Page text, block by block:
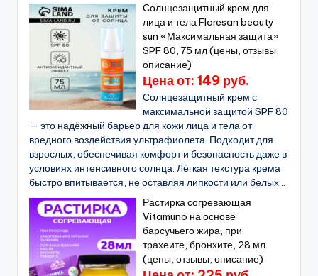
Солнцезащитный крем для
лица и тела Floresan beauty
sun «Максимальная защита»
SPF 80, 75 мл (цены, отзывы,
описание)
Цена от: 149 руб.
Солнцезащитный крем с
максимальной защитой SPF 80
— это надёжный барьер для кожи лица и тела от
вредного воздействия ультрафиолета. Подходит для
взрослых, обеспечивая комфорт и безопасность даже в
условиях интенсивного солнца. Лёгкая текстура крема
быстро впитывается, не оставляя липкости или белых...
Растирка согревающая
Vitamuno на основе
барсучьего жира, при
трахеите, бронхите, 28 мл
(цены, отзывы, описание)